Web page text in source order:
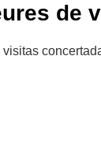
de
visitas